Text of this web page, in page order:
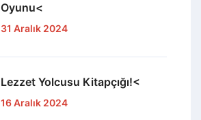
Oyunu<
31 Aralık 2024
Lezzet Yolcusu Kitapçığı!<
16 Aralık 2024